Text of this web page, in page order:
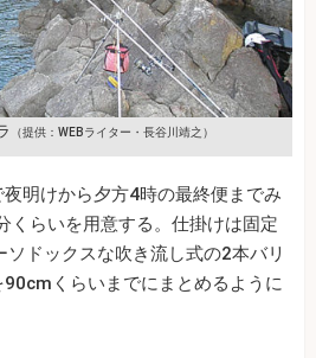
（提供：WEBライター・長谷川靖之）
明けから夕方4時の最終便までみ
くらいを用意する。仕掛けは固定
ドックスな吹き流し式の2本バリ
くらいまでにまとめるように